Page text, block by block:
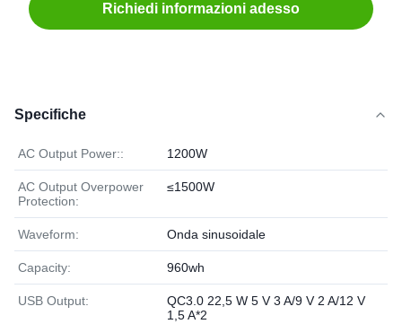
Richiedi informazioni adesso
Specifiche
AC Output Power:: 1200W
AC Output Overpower
Protection:
≤1500W
Waveform: Onda sinusoidale
Capacity: 960wh
USB Output:
QC3.0 22,5 W 5 V 3 A/9 V 2 A/12 V
1,5 A*2